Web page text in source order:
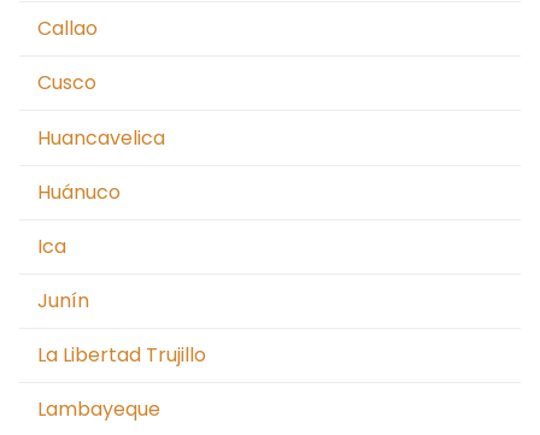
Callao
Cusco
Huancavelica
Huánuco
Ica
Junín
La Libertad Trujillo
Lambayeque